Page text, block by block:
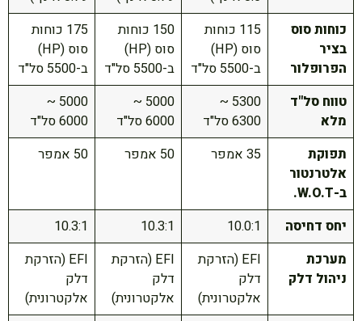
כוחות סוס
בציר
הפרופלור
115 כוחות
סוס (HP)
ב-5500 סל"ד
150 כוחות
סוס (HP)
ב-5500 סל"ד
175 כוחות
סוס (HP)
ב-5500 סל"ד
טווח סל"ד
מלא
5300 ~
6300 סל"ד
5000 ~
6000 סל"ד
5000 ~
6000 סל"ד
תפוקת
אלטרנטור
ב-W.O.T.
35 אמפר 50 אמפר 50 אמפר
יחס דחיסה 10.0:1
10.3:1
10.3:1
מערכת
ניהול דלק
EFI (הזרקת
דלק
אלקטרונית)
EFI (הזרקת
דלק
אלקטרונית)
EFI (הזרקת
דלק
אלקטרונית)